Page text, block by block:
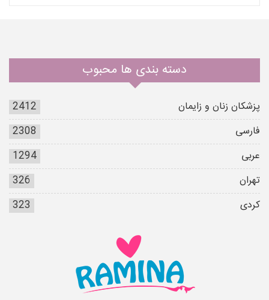
دسته بندی ها محبوب
پزشکان زنان و زایمان
2412
فارسی
2308
عربی
1294
تهران
326
کردی
323